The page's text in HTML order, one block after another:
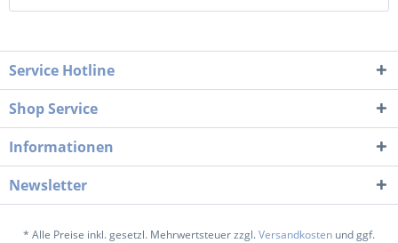
Service Hotline
Shop Service
Informationen
Newsletter
* Alle Preise inkl. gesetzl. Mehrwertsteuer zzgl.Versandkosten und ggf.